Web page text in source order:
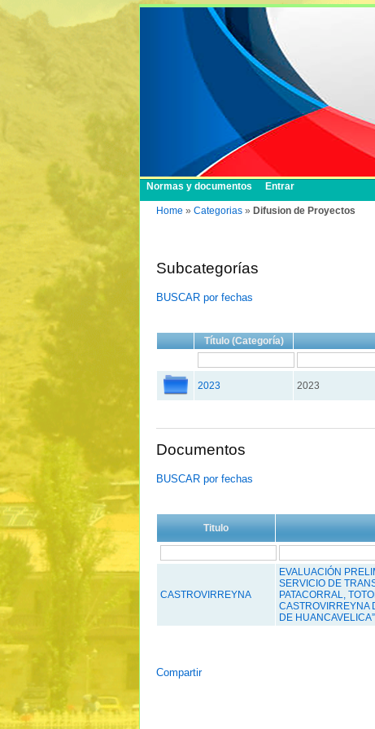
Normas y documentos Entrar
Home » Categorias » Difusion de Proyectos
Subcategorías
BUSCAR por fechas
Título (Categoría)
2023 2023
Documentos
BUSCAR por fechas
Titulo
CASTROVIRREYNA
EVALUACIÓN
SERVICIO DE
PATACORRAL,
CASTROVIRREYNA
DE HUANCAVELICA”
Compartir